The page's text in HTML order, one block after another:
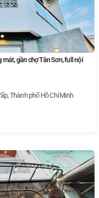
gần chợ Tân Sơn, full nội
Thành phố Hồ Chí Minh